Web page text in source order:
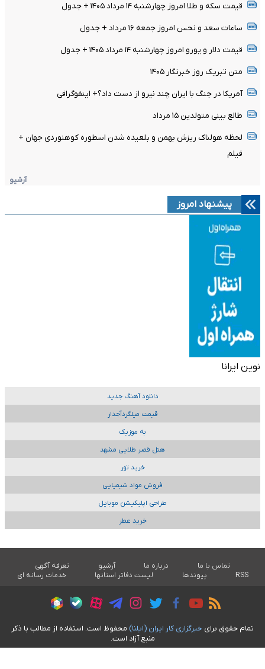
قیمت سکه و طلا امروز چهارشنبه ۱۴ مرداد ۱۴۰۵ + جدول
ساعات سعد و نحس امروز جمعه ۱۶ مرداد + جدول
قیمت دلار و یورو امروز چهارشنبه ۱۴ مرداد ۱۴۰۵ + جدول
متن تبریک روز خبرنگار ۱۴۰۵
آمریکا در جنگ با ایران چند نیرو از دست داد؟+ اینفوگرافی
طالع بینی متولدین ۱۵ مرداد
لحظه هولناک ریزش بهمن و بلعیده شدن اسطوره کوهنوردی جهان +
فیلم
آرشیو
پیشنهاد امروز
نوین ایرانا
دانلود آهنگ جدید
قیمت میلگردآجدار
به موزیک
هتل قصر طلایی مشهد
خرید تور
فروش مواد شیمیایی
طراحی اپلیکیشن موبایل
خرید عطر
تماس با ما درباره ما آرشیو
تعرفه آگهی
RSS
پیوندها لیست دفاتر استانها خدمات رسانه ای
تمام حقوق برای خبرگزاری کار ايران (ايلنا) محفوظ است. استفاده از مطالب با ذکر
منبع آزاد است.